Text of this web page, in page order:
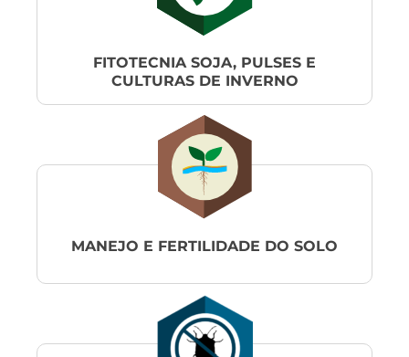
FITOTECNIA SOJA, PULSES E
CULTURAS DE INVERNO
MANEJO E FERTILIDADE DO SOLO